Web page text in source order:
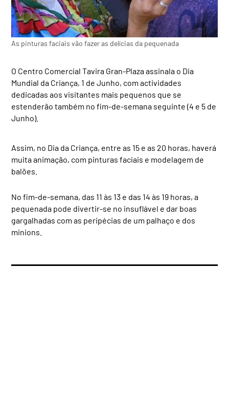
As pinturas faciais vão fazer as delícias da pequenada
O Centro Comercial Tavira Gran-Plaza assinala o Dia
Mundial da Criança, 1 de Junho, com actividades
dedicadas aos visitantes mais pequenos que se
estenderão também no fim-de-semana seguinte (4 e 5 de
Junho).
Assim, no Dia da Criança, entre as 15 e as 20 horas, haverá
muita animação, com pinturas faciais e modelagem de
balões.
No fim-de-semana, das 11 às 13 e das 14 às 19 horas, a
pequenada pode divertir-se no insuflável e dar boas
gargalhadas com as peripécias de um palhaço e dos
minions.